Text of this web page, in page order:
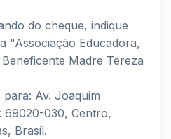
do cheque, indique
"Associação Educadora,
Madre Tereza
Av. Joaquim
69020-030, Centro,
Brasil.